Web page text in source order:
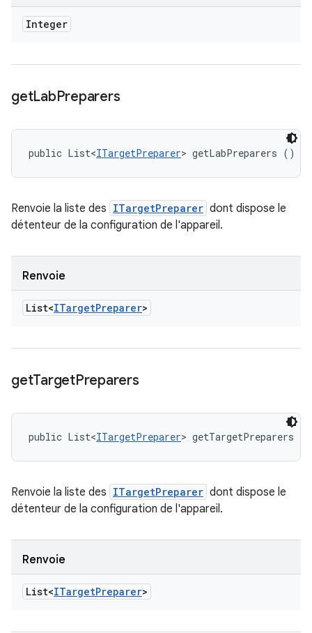
Integer
getLabPreparers
public List<ITargetPreparer> getLabPreparers ()
Renvoie la liste des ITargetPreparer dont dispose le
détenteur de la configuration de l'appareil.
Renvoie
List<ITargetPreparer>
getTargetPreparers
public List<ITargetPreparer> getTargetPreparers ()
Renvoie la liste des ITargetPreparer dont dispose le
détenteur de la configuration de l'appareil.
Renvoie
List<ITargetPreparer>